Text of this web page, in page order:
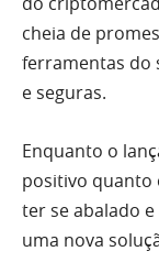
cheia de
ferramentas do
e seguras.
Enquanto o
positivo quanto
ter se abalado
uma nova